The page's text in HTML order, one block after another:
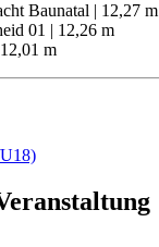
Baunatal | 12,27 m
01 | 12,26 m
m